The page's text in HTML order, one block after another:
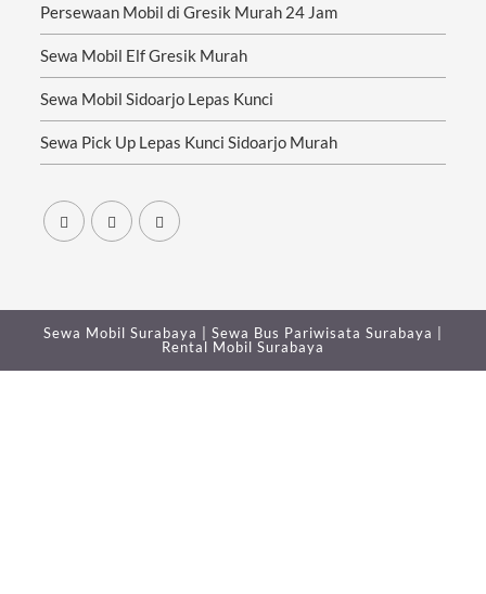
Persewaan Mobil di Gresik Murah 24 Jam
Sewa Mobil Elf Gresik Murah
Sewa Mobil Sidoarjo Lepas Kunci
Sewa Pick Up Lepas Kunci Sidoarjo Murah
Sewa Mobil Surabaya Sewa Bus Pariwisata Surabaya
Rental Mobil Surabaya